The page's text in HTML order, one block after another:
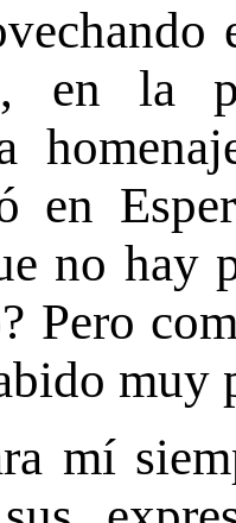
en la
no hay
Pero
muy